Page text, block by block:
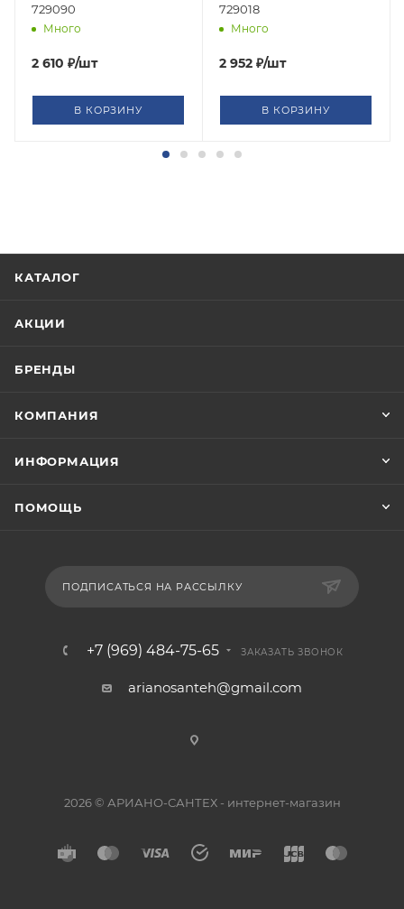
729090
Много
2 610 ₽/шт
В КОРЗИНУ
729018
Много
2 952 ₽/шт
В КОРЗИНУ
КАТАЛОГ
АКЦИИ
БРЕНДЫ
КОМПАНИЯ
ИНФОРМАЦИЯ
ПОМОЩЬ
ПОДПИСАТЬСЯ НА РАССЫЛКУ
+7 (969) 484-75-65 ЗАКАЗАТЬ ЗВОНОК
arianosanteh@gmail.com
2026 © АРИАНО-САНТЕХ - интернет-магазин